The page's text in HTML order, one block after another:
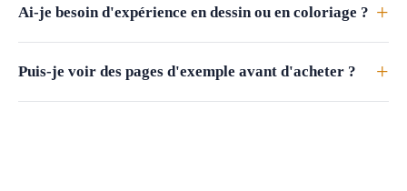
Ai-je besoin d'expérience en dessin ou en coloriage ? +
Puis-je voir des pages d'exemple avant d'acheter ? +